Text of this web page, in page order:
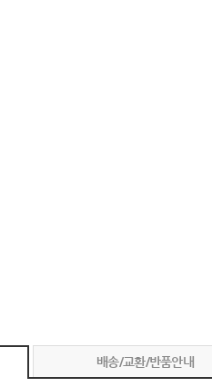
배송/교환/반품안내